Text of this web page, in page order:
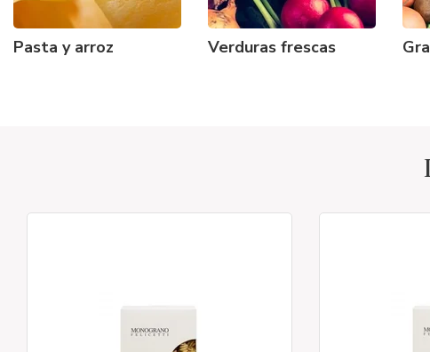
Pasta y arroz Verduras frescas